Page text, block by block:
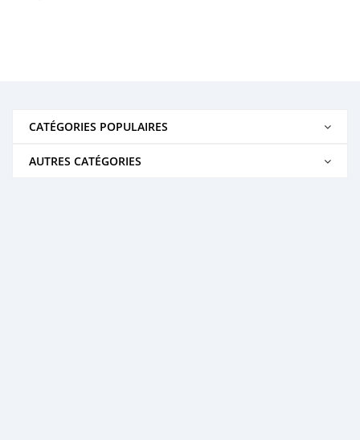
CATÉGORIES POPULAIRES
AUTRES CATÉGORIES